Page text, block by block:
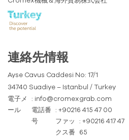
連絡先情報
Ayse Cavus Caddesi No: 17/1
34740 Suadiye – Istanbul / Turkey
電子メ
ール
: info@cromexgrab.com
電話番
号
: +90216 415 47 00
ファッ
クス番
: +90216 417 47
65